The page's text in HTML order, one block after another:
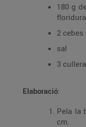
180 g
floridura
2
sal
3
Elaboració:
Pela la
cm.